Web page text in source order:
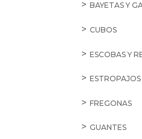
BAYETAS Y
CUBOS
ESCOBAS Y
FREGONAS
GUANTES